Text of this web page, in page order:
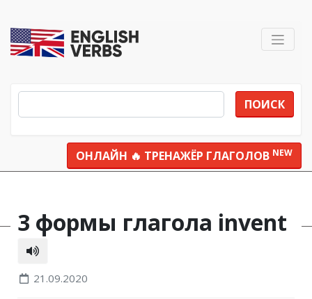
ПОИСК
ОНЛАЙН 🔥 ТРЕНАЖЁР ГЛАГОЛОВ NEW
3 формы глагола invent
21.09.2020